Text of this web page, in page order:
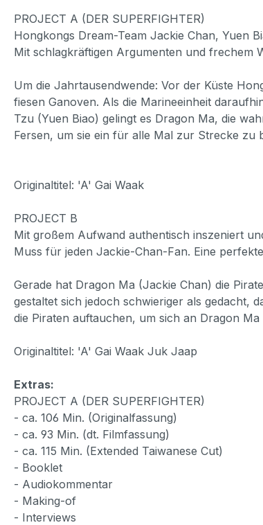
PROJECT A (DER SUPERFIGHTER)
Hongkongs Dream-Team Jackie Chan, Yuen
Mit schlagkräftigen Argumenten und frechem
Um die Jahrtausendwende: Vor der Küste
fiesen Ganoven. Als die Marineeinheit
Tzu (Yuen Biao) gelingt es Dragon Ma, die
Fersen, um sie ein für alle Mal zur Strecke zu
Originaltitel: 'A' Gai Waak
PROJECT B
Mit großem Aufwand authentisch inszeniert
Muss für jeden Jackie-Chan-Fan. Eine
Gerade hat Dragon Ma (Jackie Chan) die
gestaltet sich jedoch schwieriger als gedacht,
die Piraten auftauchen, um sich an Dragon
Originaltitel: 'A' Gai Waak Juk Jaap
Extras:
PROJECT A (DER SUPERFIGHTER)
- ca. 106 Min. (Originalfassung)
- ca. 93 Min. (dt. Filmfassung)
- ca. 115 Min. (Extended Taiwanese Cut)
- Booklet
- Audiokommentar
- Making-of
- Interviews